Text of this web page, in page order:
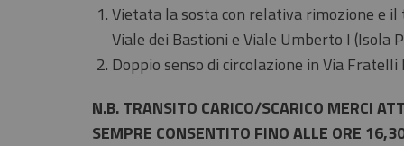
Vietata la sosta con relativa rimozione e
Viale dei Bastioni e Viale Umberto I (Isola
Doppio senso di circolazione in Via Fratelli
N.B. TRANSITO CARICO/SCARICO MERCI
SEMPRE CONSENTITO FINO ALLE ORE